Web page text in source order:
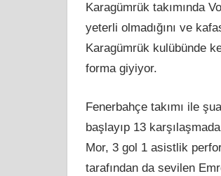
Karagümrük takımında
yeterli olmadığını ve
Karagümrük kulübünde
forma giyiyor.
Fenerbahçe takımı ile
başlayıp 13
Mor, 3 gol 1 asistlik
tarafından da sevilen